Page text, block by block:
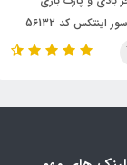
اینتکس کد 56132